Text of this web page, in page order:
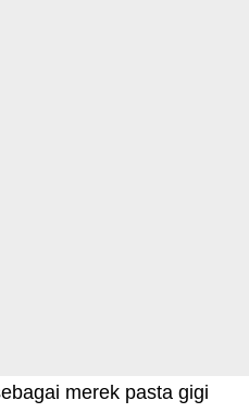
merek pasta gigi